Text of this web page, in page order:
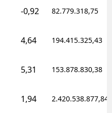
-0,92 82.779.318,75
4,64 194.415.325,43
5,31 153.878.830,38
1,94 2.420.538.877,84